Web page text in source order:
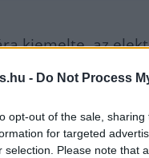
- Do Not Process
opt-out of the sale,
for targeted
selection. Please note that
kiemelte, az
inkább a
technológiák
hanem a